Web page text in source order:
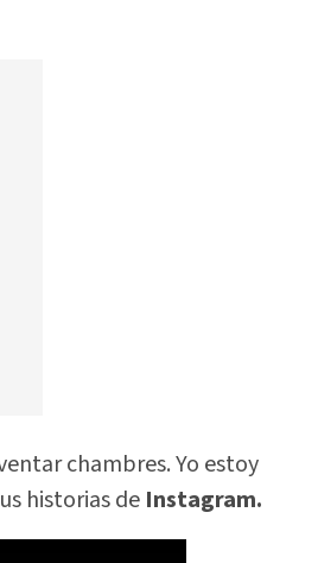
chambres. Yo estoy
historias de Instagram.